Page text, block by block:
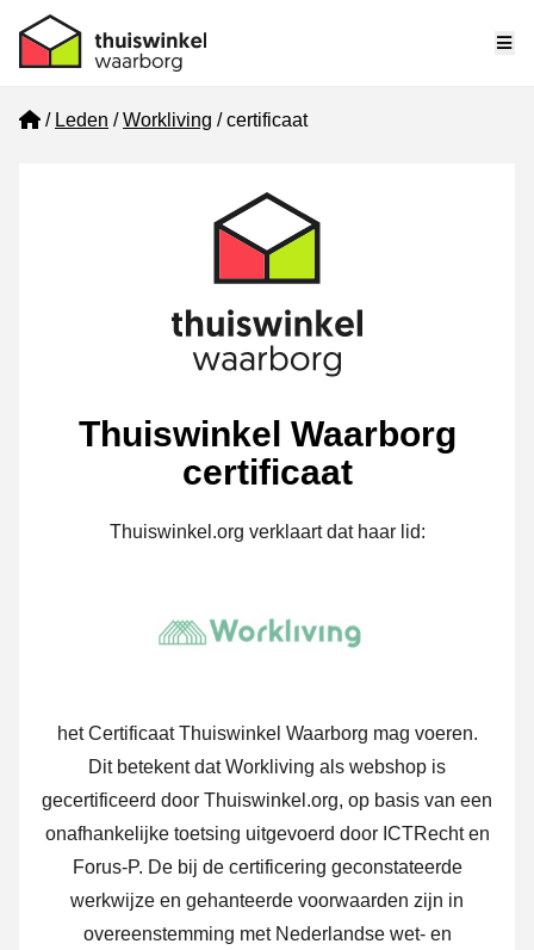
Home
Leden Workliving certificaat
Thuiswinkel Waarborg
certificaat
Thuiswinkel.org verklaart dat haar lid:
het Certificaat Thuiswinkel Waarborg mag voeren.
Dit betekent dat Workliving als webshop is
gecertificeerd door Thuiswinkel.org, op basis van een
onafhankelijke toetsing uitgevoerd door ICTRecht en
Forus-P. De bij de certificering geconstateerde
werkwijze en gehanteerde voorwaarden zijn in
overeenstemming met Nederlandse wet- en